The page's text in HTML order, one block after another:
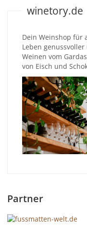
winetory.de
Dein Weinshop für
Leben
Weinen vom
von Eisch und
Partner